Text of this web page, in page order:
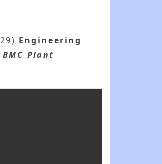
Engineering
BMC Plant